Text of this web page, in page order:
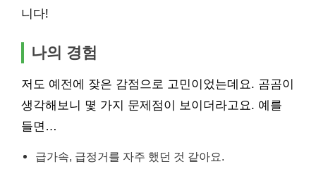
니다!
나의 경험
저도 예전에 잦은 감점으로 고민이었는데요. 곰곰이
생각해보니 몇 가지 문제점이 보이더라고요. 예를
들면…
급가속, 급정거를 자주 했던 것 같아요.